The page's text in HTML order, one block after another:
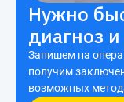
Нужно
диагноз
Запишем на
получим
возможных